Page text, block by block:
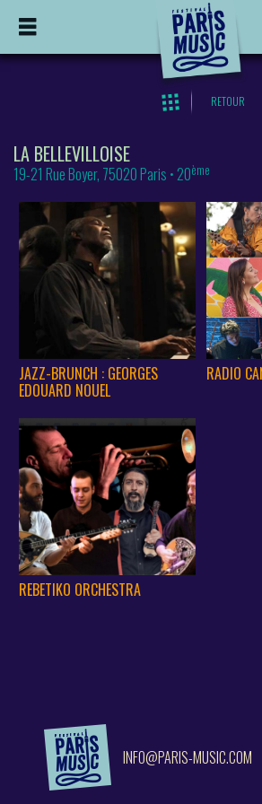
RETOUR
LA BELLEVILLOISE
19-21 Rue Boyer, 75020 Paris • 20ème
JAZZ-BRUNCH : GEORGES
EDOUARD NOUEL
RADIO
REBETIKO ORCHESTRA
INFO@PARIS-MUSIC.COM